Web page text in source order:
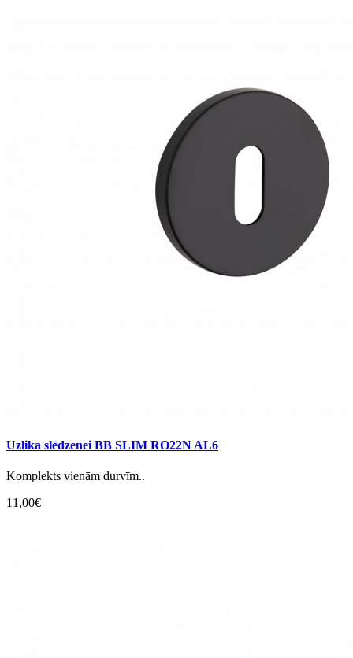
Uzlika slēdzenei BB SLIM RO22N AL6
Komplekts vienām durvīm..
11,00€